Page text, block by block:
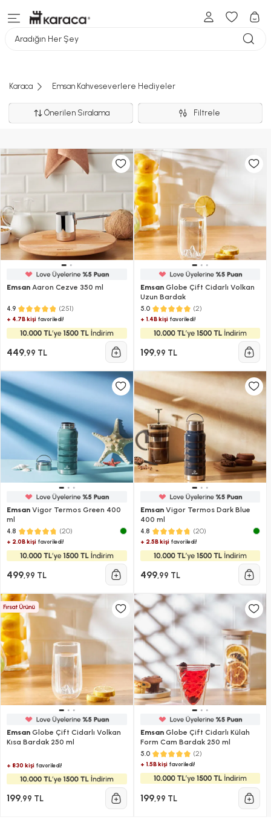
Aradığın Her Şey
Karaca Emsan Kahveseverlere Hediyeler
Önerilen Sıralama Filtrele
Emsan Aaron Cezve 350 ml
4.9 (251)
+ 4.7B kişi favoriledi!
449,99 TL
EmsanGlobe Çift Cidarlı Volkan
Uzun Bardak
5.0 (2)
+ 1.4B kişifavoriledi!
199,99 TL
Emsan Vigor Termos Green 400
ml
4.8 (20)
+ 2.0B kişi favoriledi!
499,99 TL
EmsanVigor Termos Dark Blue
400 ml
4.8 (20)
+ 2.5B kişifavoriledi!
499,99 TL
Emsan Globe Çift Cidarlı Volkan
Kısa Bardak 250 ml
+ 830 kişi favoriledi!
199,99 TL
EmsanGlobe Çift Cidarlı Külah
Form Cam Bardak 250 ml
5.0 (2)
+ 1.5B kişifavoriledi!
199,99 TL